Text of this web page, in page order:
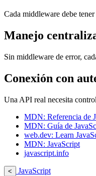
Cada middleware debe
Manejo
Sin middleware de error,
Conexión con
Una API real necesita
MDN: Referencia de
MDN: Guía de
web.dev: Learn
MDN: JavaScript
javascript.info
<
JavaScript